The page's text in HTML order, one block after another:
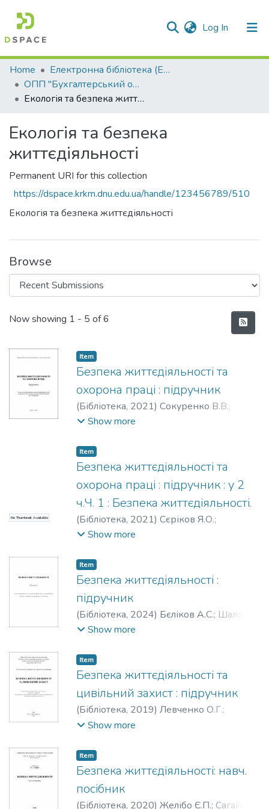
Log In (current)
Communities & Collections
All of DSpace
Home
Електронна бібліотека (E-Book)
ОПП "Бухгалтерський облік"
Екологія та безпека життєдіяльності
Екологія та безпека
життєдіяльності
Permanent URI for this collection
https://dspace.krkm.dnu.edu.ua/handle/123456789/510
Екологія та безпека життєдіяльності
Browse
Recent Submissions
Now showing 1 - 5 of 6
Item
Безпека життєдіяльності та
охорона праці : підручник
(Бібліотека, 2021) Сокуренко В.В.;
Бандурка О.М.
Show more
No Thumbnail Available
Item
Безпека життєдіяльності та
охорона праці : підручник : у 2
ч.Ч. 1 : Безпека життєдіяльності.
(Бібліотека, 2021) Сєріков Я.О.;
Коженевські Л.Ф.
Show more
Item
Безпека життєдіяльності :
підручник
(Бібліотека, 2024) Бєліков А.С.; Шаломов
В.А.;Подкопаєв С.В.
Show more
Item
Безпека життєдіяльності та
цивільний захист : підручник
(Бібліотека, 2019) Левченко О.Г.;
Землянська О.В.
Show more
Item
Безпека життєдіяльності: навч.
посібник
(Бібліотека, 2020) Желібо Є.П.; Сагайдак